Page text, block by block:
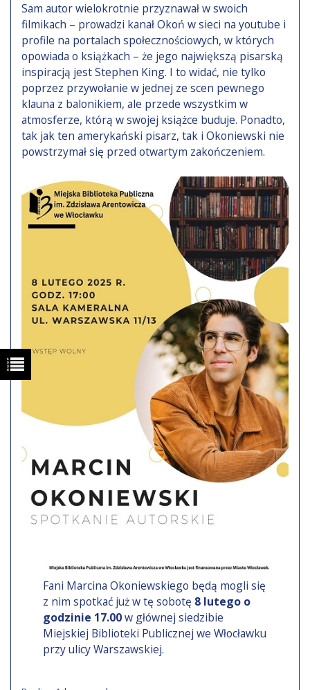
Sam autor wielokrotnie przyznawał w swoich
filmikach – prowadzi kanał Okoń w sieci na youtube i
profile na portalach społecznościowych, w których
opowiada o książkach – że jego największą pisarską
inspiracją jest Stephen King. I to widać, nie tylko
poprzez przywołanie w jednej ze scen pewnego
klauna z balonikiem, ale przede wszystkim w
atmosferze, którą w swojej książce buduje. Ponadto,
tak jak ten amerykański pisarz, tak i Okoniewski nie
powstrzymał się przed otwartym zakończeniem.
Fani Marcina Okoniewskiego będą mogli się
z nim spotkać już w tę sobotę 8 lutego o
godzinie 17.00w głównej siedzibie
Miejskiej Biblioteki Publicznej we Włocławku
przy ulicy Warszawskiej.